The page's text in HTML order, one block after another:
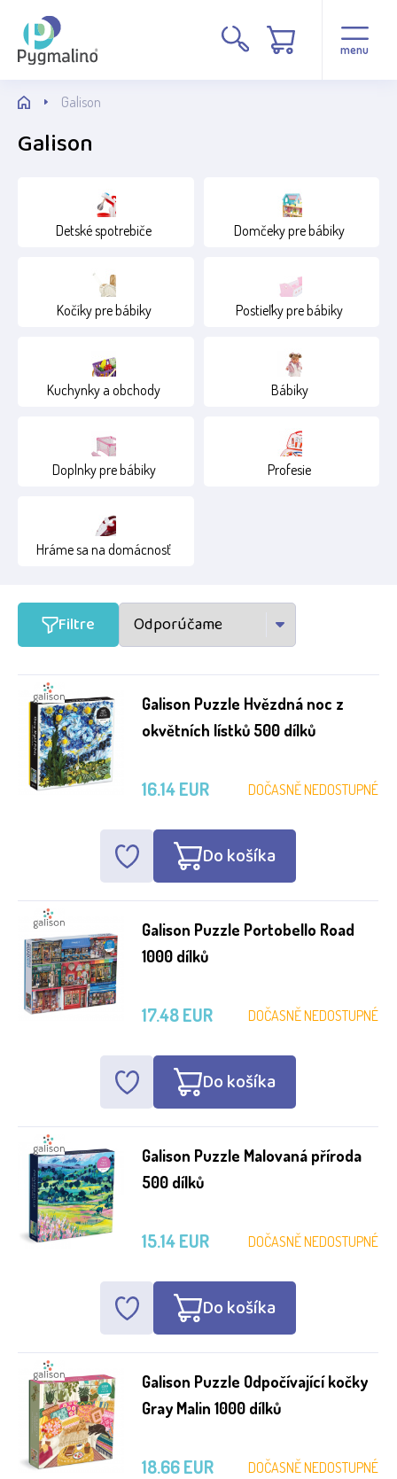
menu
Cena
Běžné zboží
Galison
Galison
Detské spotrebiče Domčeky pre bábiky
Kočíky pre bábiky Postieľky pre bábiky
Kuchynky a obchody Bábiky
Doplnky pre bábiky Profesie
Hráme sa na domácnosť
Filtre
Galison Puzzle Hvězdná noc z
okvětních lístků 500 dílků
DOČASNĚ NEDOSTUPNÉ
16.14 EUR
Do košíka
Galison Puzzle Portobello Road
1000 dílků
DOČASNĚ NEDOSTUPNÉ
17.48 EUR
Do košíka
Galison Puzzle Malovaná příroda
500 dílků
DOČASNĚ NEDOSTUPNÉ
15.14 EUR
Do košíka
Galison Puzzle Odpočívající kočky
Gray Malin 1000 dílků
DOČASNĚ NEDOSTUPNÉ
18.66 EUR